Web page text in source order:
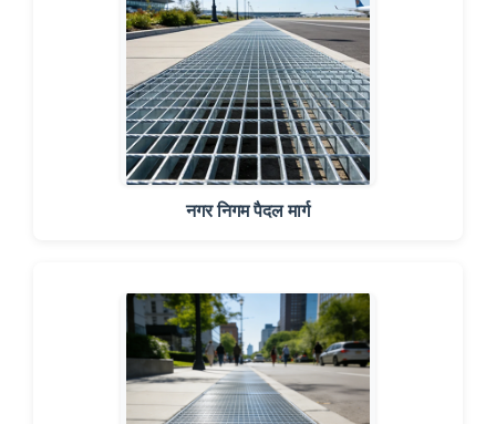
नगर निगम पैदल मार्ग